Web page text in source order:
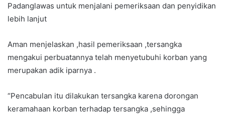
Padanglawas untuk menjalani pemeriksaan dan penyidikan
lebih lanjut
Aman menjelaskan ,hasil pemeriksaan ,tersangka
mengakui perbuatannya telah menyetubuhi korban yang
merupakan adik iparnya .
“Pencabulan itu dilakukan tersangka karena dorongan
keramahaan korban terhadap tersangka ,sehingga